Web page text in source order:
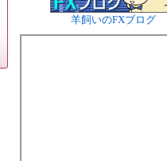
羊飼いのFXブログ